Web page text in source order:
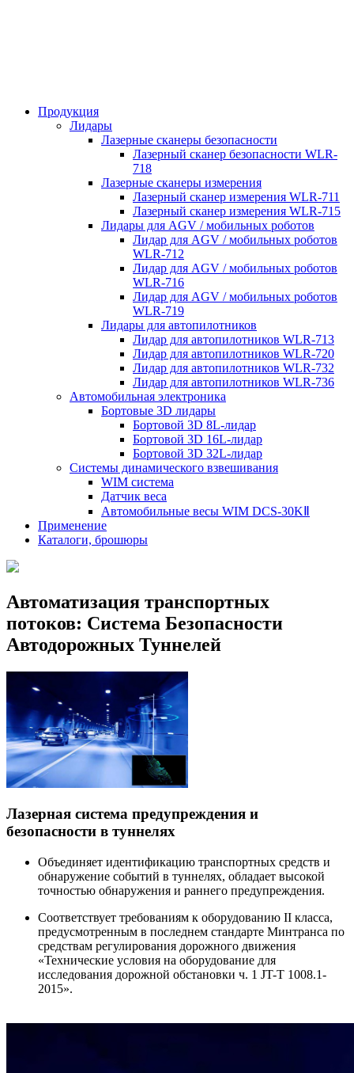
Продукция
Лидары
Лазерные сканеры безопасности
Лазерный сканер безопасности WLR-
718
Лазерные сканеры измерения
Лазерный сканер измерения WLR-711
Лазерный сканер измерения WLR-715
Лидары для AGV / мобильных роботов
Лидар для AGV / мобильных роботов
WLR-712
Лидар для AGV / мобильных роботов
WLR-716
Лидар для AGV / мобильных роботов
WLR-719
Лидары для автопилотников
Лидар для автопилотников WLR-713
Лидар для автопилотников WLR-720
Лидар для автопилотников WLR-732
Лидар для автопилотников WLR-736
Автомобильная электроника
Бортовые 3D лидары
Бортовой 3D 8L-лидар
Бортовой 3D 16L-лидар
Бортовой 3D 32L-лидар
Системы динамического взвешивания
WIM система
Датчик веса
Автомобильные весы WIM DCS-30KⅡ
Применение
Каталоги, брошюры
Автоматизация транспортных
потоков: Система Безопасности
Автодорожных Туннелей
Лазерная система предупреждения и
безопасности в туннелях
Объединяет идентификацию транспортных средств и
обнаружение событий в туннелях, обладает высокой
точностью обнаружения и раннего предупреждения.
Соответствует требованиям к оборудованию II класса,
предусмотренным в последнем стандарте Минтранса по
средствам регулирования дорожного движения
«Технические условия на оборудование для
исследования дорожной обстановки ч. 1 JT-T 1008.1-
2015».